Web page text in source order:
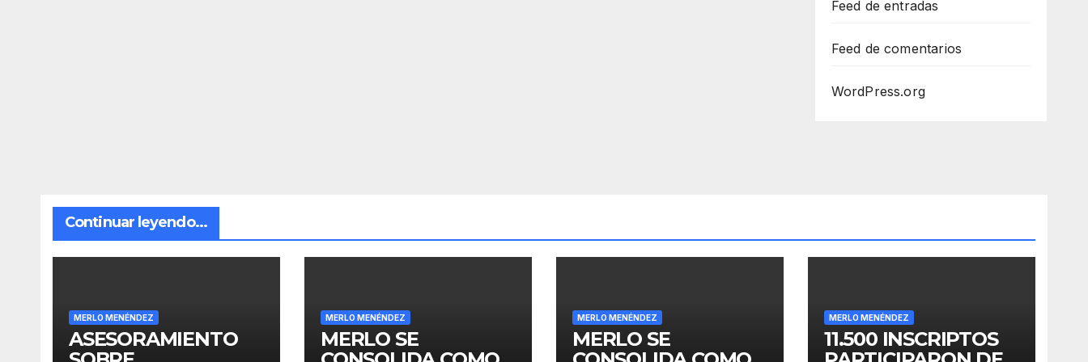
Feed de entradas
Feed de comentarios
WordPress.org
Continuar leyendo...
MERLO MENÉNDEZ
ASESORAMIENTO
MERLO MENÉNDEZ
MERLO SE
MERLO MENÉNDEZ
MERLO SE
MERLO MENÉNDEZ
11.500 INSCRIPTOS